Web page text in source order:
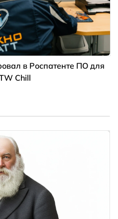
в Роспатенте ПО для
Chill